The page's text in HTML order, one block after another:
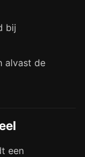
bij
alvast de
een